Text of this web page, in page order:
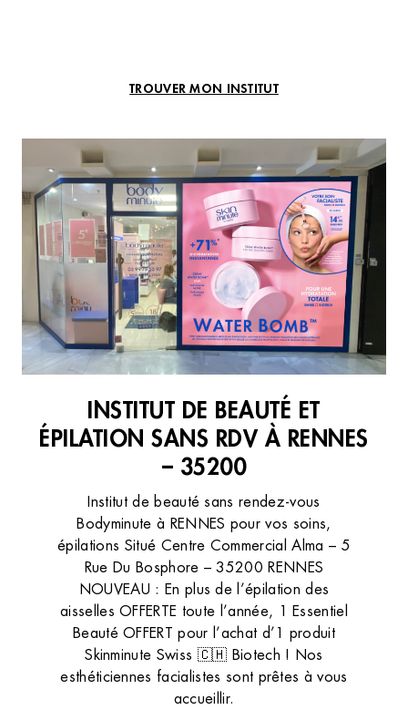
TROUVER MON INSTITUT
INSTITUT DE BEAUTÉ ET
ÉPILATION SANS RDV À RENNES
– 35200
Institut de beauté sans rendez-vous
Bodyminute à RENNES pour vos soins,
épilations Situé Centre Commercial Alma – 5
Rue Du Bosphore – 35200 RENNES
NOUVEAU : En plus de l’épilation des
aisselles OFFERTE toute l’année, 1 Essentiel
Beauté OFFERT pour l’achat d’1 produit
Skinminute Swiss 🇨🇭 Biotech ! Nos
esthéticiennes facialistes sont prêtes à vous
accueillir.